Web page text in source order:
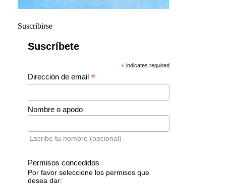
Suscribirse
Suscríbete
* indicates required
Dirección de email *
Nombre o apodo
Escribe tu nombre (opcional)
Permisos concedidos
Por favor seleccione los permisos que
desea dar: